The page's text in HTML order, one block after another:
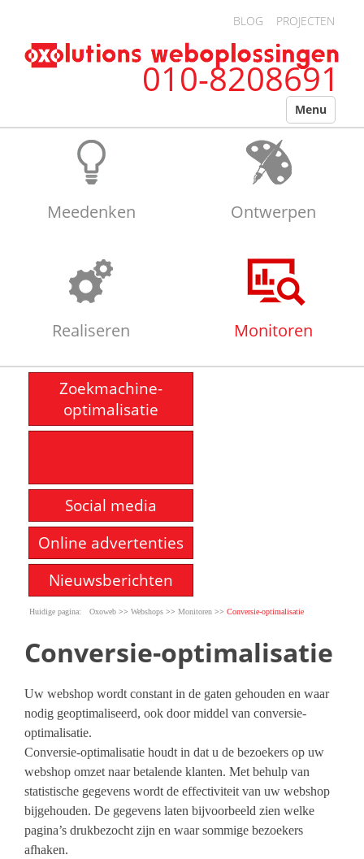
BLOG PROJECTEN
010-8208691
Menu
Meedenken Ontwerpen
Realiseren Monitoren
Zoekmachine-
optimalisatie
Social media
Online advertenties
Nieuwsberichten
Oxoweb >> Webshops >> Monitoren >> Conversie-optimalisatie
Conversie-optimalisatie
Uw webshop wordt constant in de gaten gehouden en waar
nodig geoptimaliseerd, ook door middel van conversie-
optimalisatie.
Conversie-optimalisatie houdt in dat u de bezoekers op uw
webshop omzet naar betalende klanten. Met behulp van
statistische gegevens wordt de effectiviteit van uw webshop
bijgehouden. De gegevens laten bijvoorbeeld zien welke
pagina’s drukbezocht zijn en waar sommige bezoekers
afhaken.